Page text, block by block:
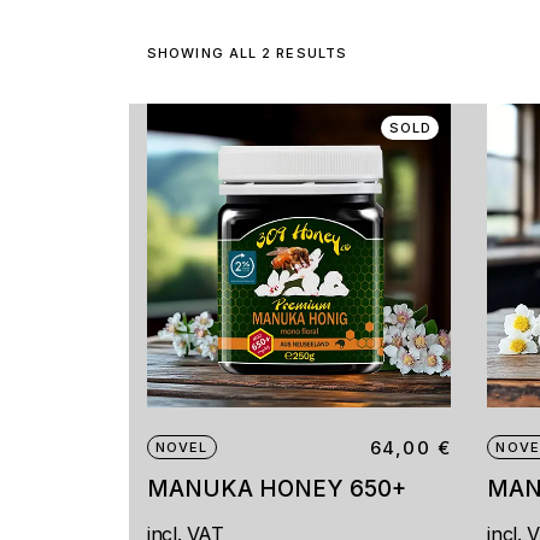
SHOWING ALL 2 RESULTS
SOLD
NOVEL
MANUKA HONEY 650+
64,00 €
incl. VAT
incl.